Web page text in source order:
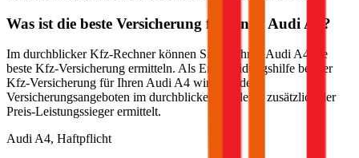
Was ist die beste Versicherung für einen Audi A4 ?
Im durchblicker Kfz-Rechner können Sie für Ihren Audi A4
die
beste Kfz-Versicherung ermitteln. Als Entscheidungshilfe bei der
Kfz-Versicherung für Ihren Audi A4 wird aus den
Versicherungsangeboten im durchblicker Vergleich zusätzlich der
Preis-Leistungssieger ermittelt.
Audi A4, Haftpflicht